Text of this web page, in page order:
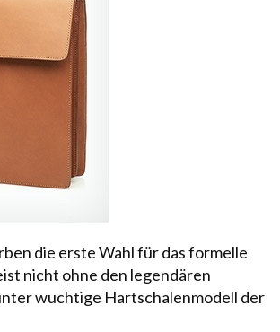
die erste Wahl für dasformelle
nicht ohne den legendären
wuchtige Hartschalenmodell der